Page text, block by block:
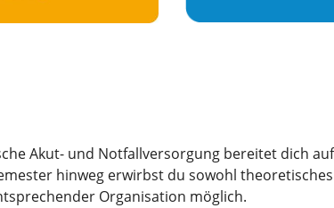
Akut- und Notfallversorgung bereitet dich
hinweg erwirbst du sowohl
Organisation möglich.